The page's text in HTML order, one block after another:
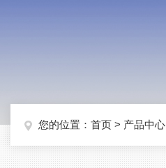
您的位置： 首页 > 产品中心